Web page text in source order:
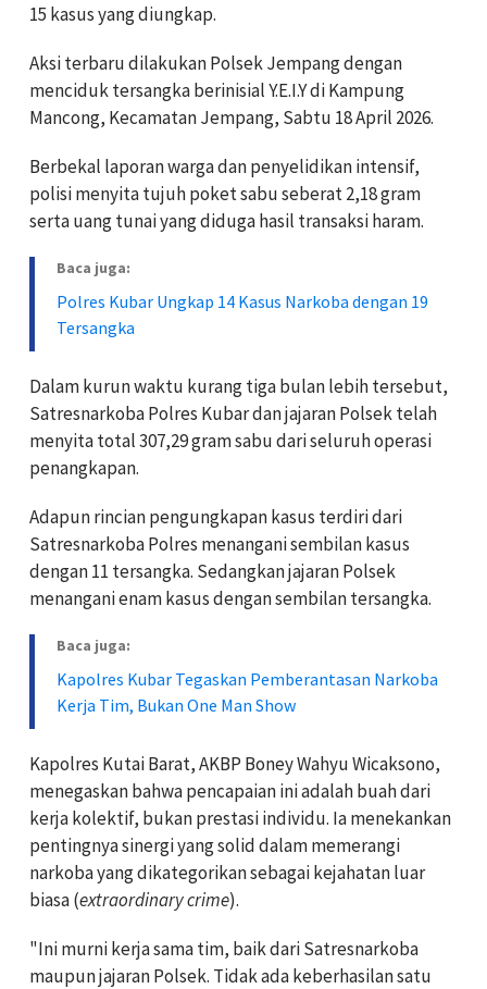
15 kasus yang diungkap.
Aksi terbaru dilakukan Polsek Jempang dengan
menciduk tersangka berinisial Y.E.I.Y di Kampung
Mancong, Kecamatan Jempang, Sabtu 18 April 2026.
Berbekal laporan warga dan penyelidikan intensif,
polisi menyita tujuh poket sabu seberat 2,18 gram
serta uang tunai yang diduga hasil transaksi haram.
Baca juga:
Polres Kubar Ungkap 14 Kasus Narkoba dengan 19
Tersangka
Dalam kurun waktu kurang tiga bulan lebih tersebut,
Satresnarkoba Polres Kubar dan jajaran Polsek telah
menyita total 307,29 gram sabu dari seluruh operasi
penangkapan.
Adapun rincian pengungkapan kasus terdiri dari
Satresnarkoba Polres menangani sembilan kasus
dengan 11 tersangka. Sedangkan jajaran Polsek
menangani enam kasus dengan sembilan tersangka.
Baca juga:
Kapolres Kubar Tegaskan Pemberantasan Narkoba
Kerja Tim, Bukan One Man Show
Kapolres Kutai Barat, AKBP Boney Wahyu Wicaksono,
menegaskan bahwa pencapaian ini adalah buah dari
kerja kolektif, bukan prestasi individu. Ia menekankan
pentingnya sinergi yang solid dalam memerangi
narkoba yang dikategorikan sebagai kejahatan luar
biasa (extraordinary crime).
"Ini murni kerja sama tim, baik dari Satresnarkoba
maupun jajaran Polsek. Tidak ada keberhasilan satu